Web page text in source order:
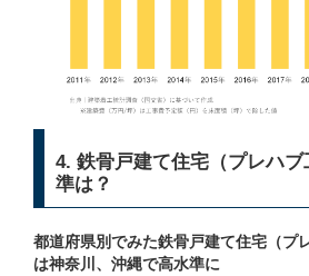
4. 鉄骨戸建て住宅（プレハ
準は？
都道府県別でみた鉄骨戸建て住宅（プ
は神奈川、沖縄で高水準に